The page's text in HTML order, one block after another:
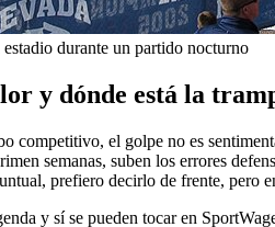
durante un partido nocturno
y dónde está la
competitivo, el golpe no es
semanas, suben los errores
prefiero decirlo de frente, pero
y sí se pueden tocar en